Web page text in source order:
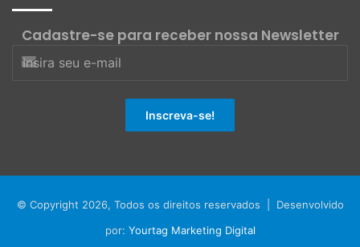
Cadastre-se para receber nossa Newsletter
© Copyright 2026, Todos os direitos reservados | Desenvolvido
por: Yourtag Marketing Digital